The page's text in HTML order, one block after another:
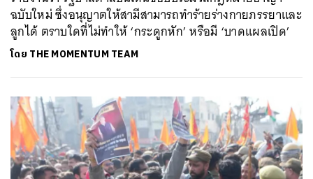
ฉบับใหม่ ซึ่งอนุญาตให้สามีสามารถทำร้ายร่างกายภรรยาและ
ลูกได้ ตราบใดที่ไม่ทำให้ ‘กระดูกหัก’ หรือมี ‘บาดแผลเปิด’
โดย THE MOMENTUM TEAM